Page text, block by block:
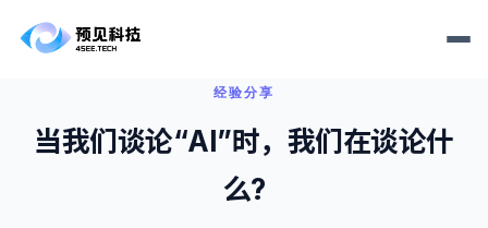
经验分享
当我们谈论“AI”时，我们在谈论什
么?